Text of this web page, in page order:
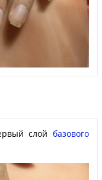
слой базового